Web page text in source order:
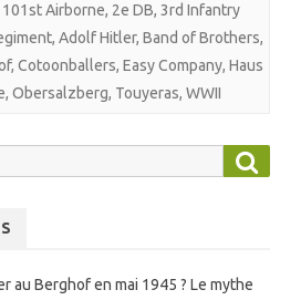
101st Airborne, 2e DB, 3rd Infantry
, Adolf Hitler, Band of Brothers,
, Cotoonballers, Easy Company, Haus
, Obersalzberg, Touyeras, WWII
au Berghof en mai 1945 ? Le mythe